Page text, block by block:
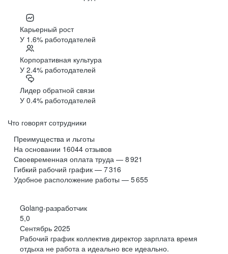
Карьерный рост
У 1.6% работодателей
Корпоративная культура
У 2.4% работодателей
Лидер обратной связи
У 0.4% работодателей
Что говорят сотрудники
Преимущества и льготы
На основании 16044 отзывов
Своевременная оплата труда — 8 921
Гибкий рабочий график — 7 316
Удобное расположение работы — 5 655
Golang-разработчик
5,0
Сентябрь 2025
Рабочий график коллектив директор зарплата время
отдыха не работа а идеально все идеально.